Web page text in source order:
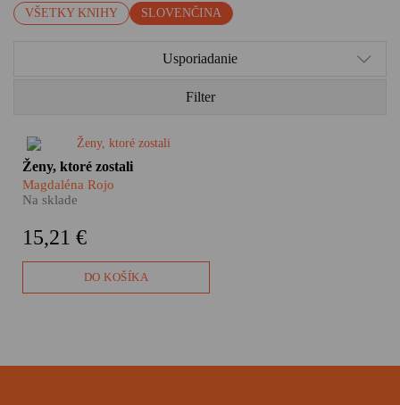
VŠETKY KNIHY SLOVENČINA
Usporiadanie
Filter
Migrácia nie je len o odchode
človeka za hranice.
Neoddeliteľnou súčasťou tohto
fenoménu sú aj ženy a deti,
krajinách po tom, ako odišli ich
Ženy, ktoré zostali
​Magdaléna Rojo
Na sklade
15,21 €
DO KOŠÍKA